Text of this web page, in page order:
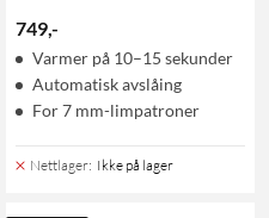
749,-
Varmer på 10–15 sekunder
Automatisk avslåing
For 7 mm-limpatroner
Nettlager: Ikke på lager